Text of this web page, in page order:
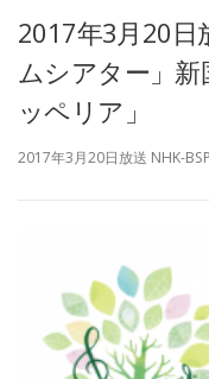
2017年3月20日
ムシアター」
ッペリア」
2017年3月20日放送 NHK-